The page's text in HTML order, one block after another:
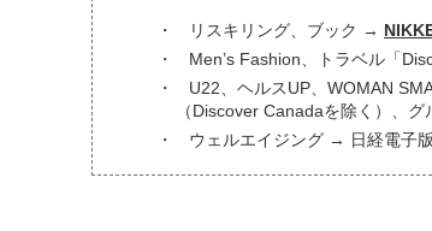
リスキリング、ブック
Men’s Fashion、トラベル「
U22、ヘルスUP、WOMAN
（Discover Canadaを除く）、グ
ウェルエイジング
日経電子